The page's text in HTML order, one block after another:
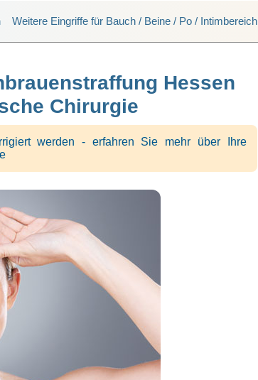
Weitere Eingriffe für Bauch / Beine / Po / Intimbereich
Hessen
Chirurgie
werden - erfahren Sie mehr über Ihre